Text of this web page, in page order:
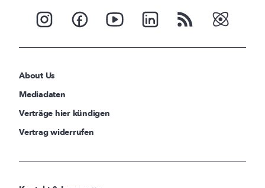
About Us
Mediadaten
Verträge hier kündigen
Vertrag widerrufen